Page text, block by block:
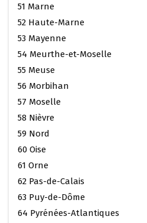
51 Marne
52 Haute-Marne
53 Mayenne
54 Meurthe-et-Moselle
55 Meuse
56 Morbihan
57 Moselle
58 Nièvre
59 Nord
60 Oise
61 Orne
62 Pas-de-Calais
63 Puy-de-Dôme
64 Pyrénées-Atlantiques